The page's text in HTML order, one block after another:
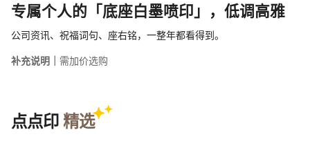
专属个人的「底座白墨喷印」，低调高雅
公司资讯、祝福词句、座右铭，一整年都看得到。
补充说明｜ 需加价选购
点点印 精选